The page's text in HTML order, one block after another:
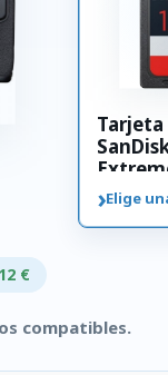
SDXC
›Elige
€
compatibles.